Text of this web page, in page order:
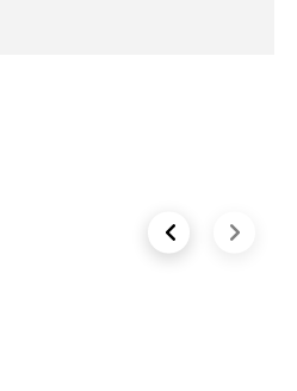
Next slidePrevious slide